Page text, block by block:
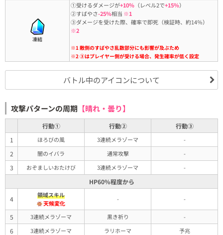
凍結
①受けるダメージが+10％ （レベル2で+15％）
②すばやさ-25％相当 ※1
③ダメージを受けた際、確率で即死（検証時、約14％）
※2
※1 敵側のすばやさ乱数部分にも影響が及ぶため
※2 ③はプレイヤー側が受ける場合、発生確率が低く設定
バトル中のアイコンについて
攻撃パターンの周期 【晴れ・曇り】
行動① 行動②
行動③
1
ほろびの風 3連続メラゾーマ -
2 闇のイバラ 通常攻撃 -
3 おぞましいおたけび 3連続メラゾーマ -
HP60%程度から
4
領域スキル
天候変化
- -
5 3連続メラゾーマ 黒き祈り -
6 3連続メラゾーマ ラリホーマ 予兆